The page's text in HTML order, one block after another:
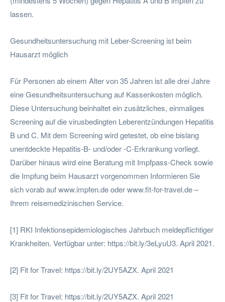
lassen.
Gesundheitsuntersuchung mit Leber-Screening ist beim
Hausarzt möglich
Für Personen ab einem Alter von 35 Jahren ist alle drei Jahre
eine Gesundheitsuntersuchung auf Kassenkosten möglich.
Diese Untersuchung beinhaltet ein zusätzliches, einmaliges
Screening auf die virusbedingten Leberentzündungen Hepatitis
B und C. Mit dem Screening wird getestet, ob eine bislang
unentdeckte Hepatitis-B- und/oder -C-Erkrankung vorliegt.
Darüber hinaus wird eine Beratung mit Impfpass-Check sowie
die Impfung beim Hausarzt vorgenommen Informieren Sie
sich vorab auf www.impfen.de oder www.fit-for-travel.de –
Ihrem reisemedizinischen Service.
[1] RKI Infektionsepidemiologisches Jahrbuch meldepflichtiger
Krankheiten. Verfügbar unter: https://bit.ly/3eLyuU3. April 2021.
[2] Fit for Travel: https://bit.ly/2UY5AZX. April 2021
[3] Fit for Travel: https://bit.ly/2UY5AZX. April 2021